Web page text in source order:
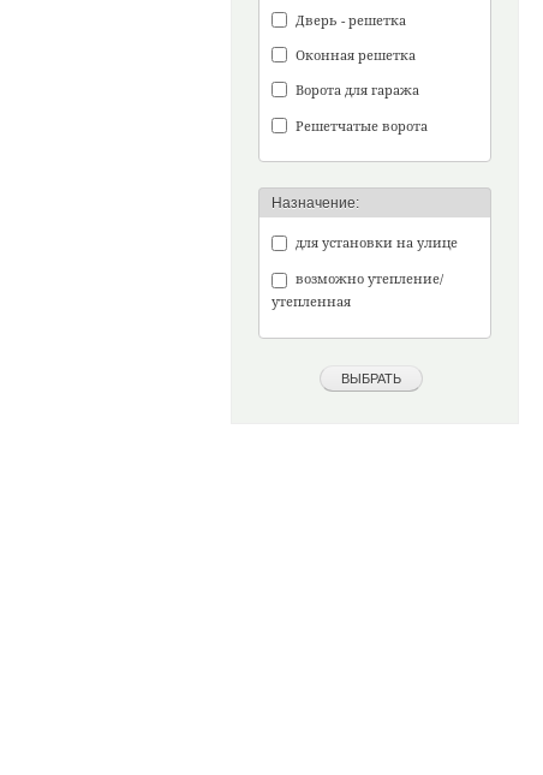
Дверь - решетка
Оконная решетка
Ворота для гаража
Решетчатые ворота
Назначение:
для установки на улице
возможно утепление/
утепленная